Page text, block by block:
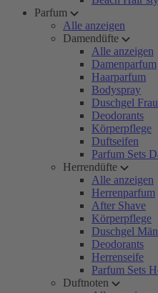
Parfum
Alle anzeigen
Damendüfte
Alle anzeigen
Damenparfum
Haarparfum
Bodyspray
Duschgel
Deodorants
Körperpflege
Duftseifen
Parfum Sets
Herrendüfte
Alle anzeigen
Herrenparfum
After Shave
Körperpflege
Duschgel
Deodorants
Herrenseife
Parfum Sets
Duftnoten